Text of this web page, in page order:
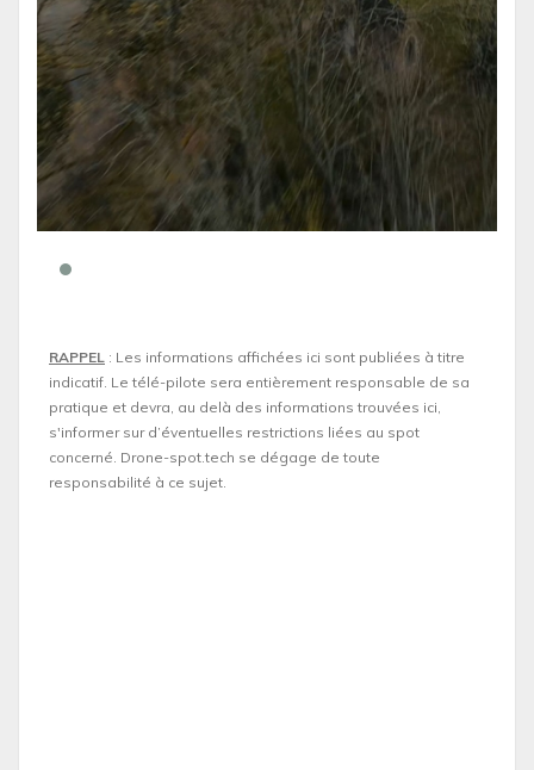
RAPPEL : Les informations affichées ici sont publiées à titre
indicatif. Le télé-pilote sera entièrement responsable de sa
pratique et devra, au delà des informations trouvées ici,
s'informer sur d’éventuelles restrictions liées au spot
concerné. Drone-spot.tech se dégage de toute
responsabilité à ce sujet.